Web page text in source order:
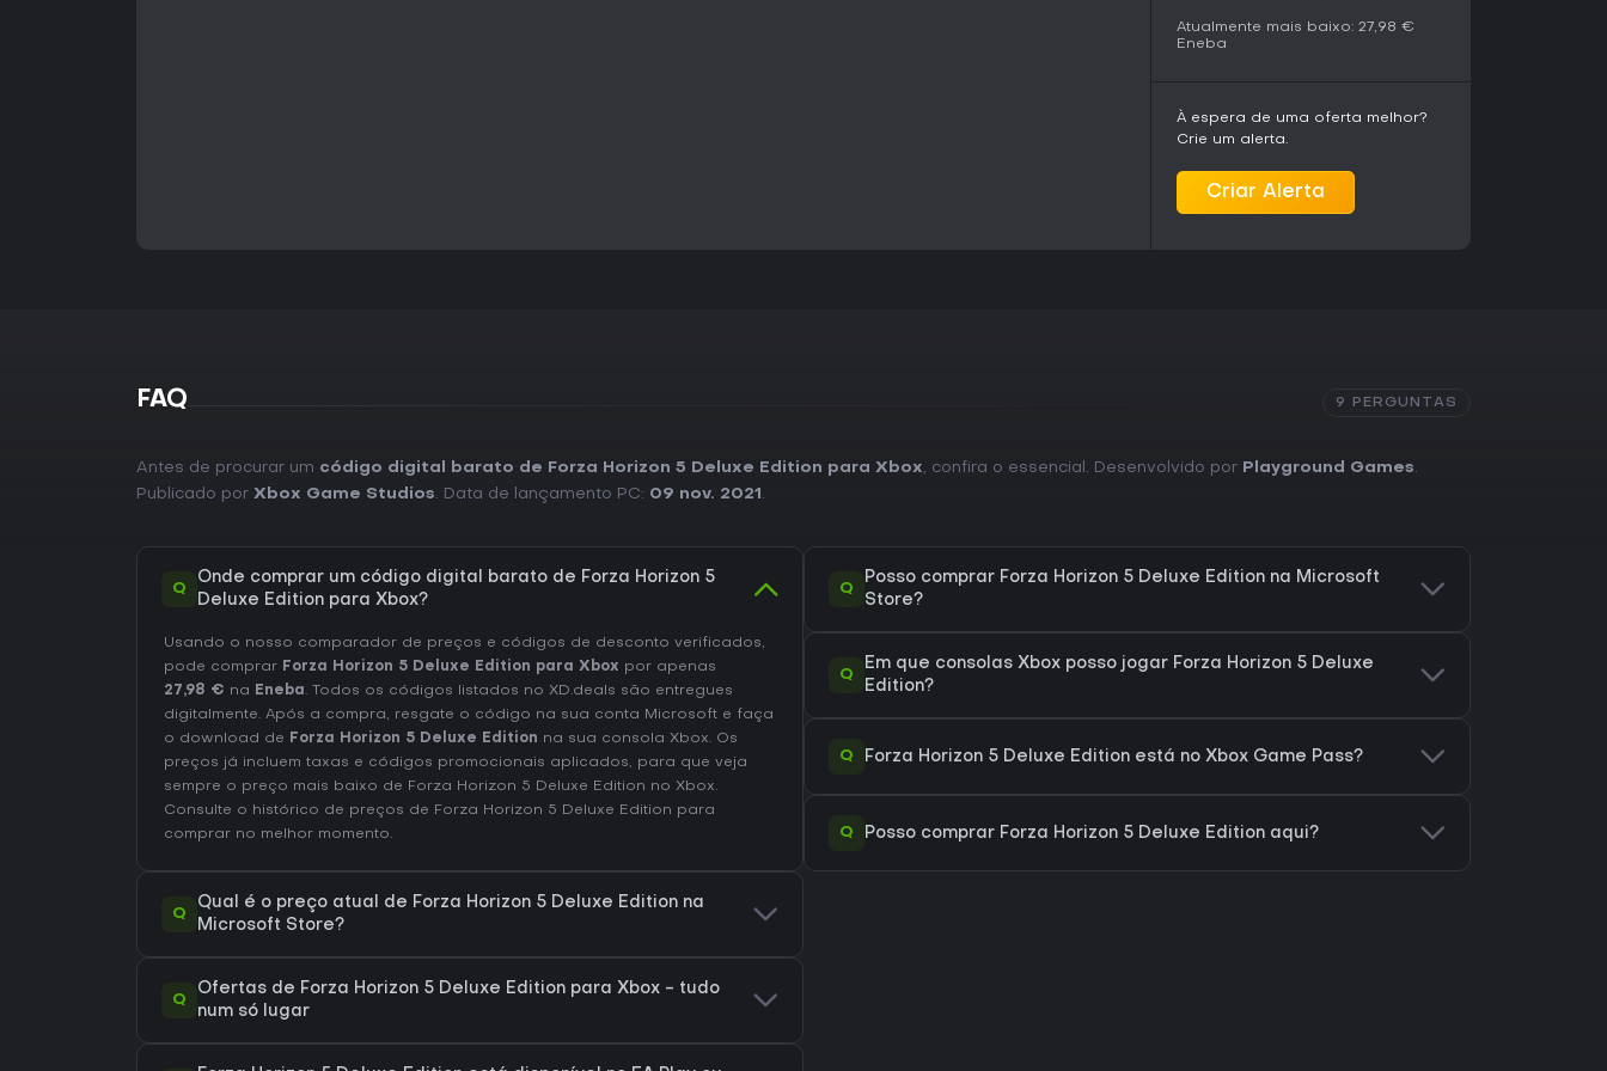
profundidade de ajustes atraem quem gosta de experimentar diferentes
veículos e configurações. As rotações sazonais e os eventos das playlists
sessões. Quem busca uma campanha mais linear ou estrutura competitiva de
esports pode achar a abordagem sandbox menos direcionada. A
Atualmente mais baixo: 27,98 €
Eneba
À espera de uma oferta melhor?
Crie um alerta.
Criar Alerta
FAQ 9 PERGUNTAS
Antes de procurar um código digital barato de Forza Horizon 5 Deluxe Edition para Xbox, confira o essencial. Desenvolvido por Playground Games.
Publicado por Xbox Game Studios. Data de lançamento PC: 09 nov. 2021 .
Q
Onde comprar um código digital barato de Forza Horizon 5
Deluxe Edition para Xbox?
Usando o nosso comparador de preços e códigos de desconto verificados,
pode comprar Forza Horizon 5 Deluxe Edition para Xbox por apenas
27,98 € na Eneba. Todos os códigos listados no XD.deals são entregues
digitalmente. Após a compra, resgate o código na sua conta Microsoft e faça
o download de Forza Horizon 5 Deluxe Edition na sua consola Xbox. Os
preços já incluem taxas e códigos promocionais aplicados, para que veja
sempre o preço mais baixo de Forza Horizon 5 Deluxe Edition no Xbox.
Consulte o histórico de preços de Forza Horizon 5 Deluxe Edition para
comprar no melhor momento.
Q
Qual é o preço atual de Forza Horizon 5 Deluxe Edition na
Microsoft Store?
Q
Ofertas de Forza Horizon 5 Deluxe Edition para Xbox - tudo
num só lugar
Q
Posso comprar Forza Horizon 5 Deluxe Edition na Microsoft
Store?
Q
Em que consolas Xbox posso jogar Forza Horizon 5 Deluxe
Edition?
Q Forza Horizon 5 Deluxe Edition está no Xbox Game Pass?
Q Posso comprar Forza Horizon 5 Deluxe Edition aqui?